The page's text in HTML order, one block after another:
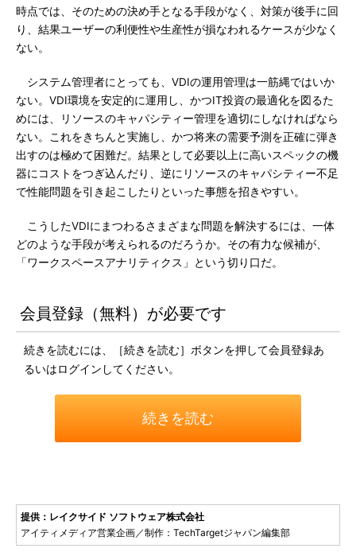
時点では、そのための決め手となる手段がなく、対策が後手に回
り、結果ユーザーの利便性や生産性が損なわれるケースが少なく
ない。
システム管理者にとっても、VDIの運用管理は一筋縄ではいか
ない。VDI環境を安定的に運用し、かつIT投資の最適化を図るた
めには、リソースのキャパシティー管理を適切にしなければなら
ない。これをきちんと実施し、かつ将来の需要予測を正確に弾き
出すのは極めて困難だ。結果として必要以上に高いスペックの機
器にコストをつぎ込んだり、逆にリソースのキャパシティー不足
で性能問題を引き起こしたりといった事態を招きやすい。
こうしたVDIにまつわるさまざまな問題を解決するには、一体
どのような手段が考えられるのだろうか。その有力な候補が、
「ワークスペースアナリティクス」という切り口だ。
会員登録（無料）が必要です
続きを読むには、［続きを読む］ボタンを押して会員登録あ
るいはログインしてください。
続きを読む
提供：レイクサイド ソフトウェア株式会社
アイティメディア営業企画／制作：TechTargetジャパン編集部